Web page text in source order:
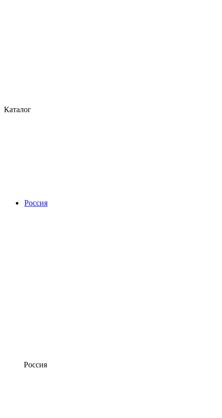
Каталог
Россия
Россия